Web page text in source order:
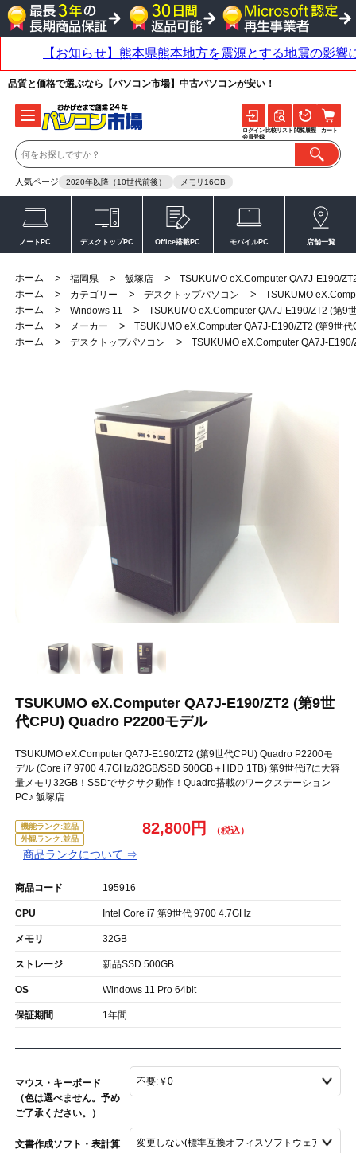
品質と価格で選ぶなら【パソコン市場】中古パソコンが安い！
人気ページ 2020年以降（10世代前後） メモリ16GB
ログイン
会員登録
比較リスト 閲覧履歴 カート
ノートPC デスクトップPC Office搭載PC モバイルPC 店舗一覧
ホーム > 福岡県 > 飯塚店 >
TSUKUMO eX.Computer QA7J-E190/
ホーム
> カテゴリー > デスクトップパソコン >
TSUKUMO
ホーム
> Windows 11 >
TSUKUMO eX.Computer QA7J-E190/ZT2 (第9
ホーム
> メーカー >
TSUKUMO eX.Computer QA7J-E190/ZT2 (第9世
ホーム
> デスクトップパソコン > TSUKUMO eX.Computer QA7J-
TSUKUMO eX.Computer QA7J-E190/ZT2 (第9世
代CPU) Quadro P2200モデル
TSUKUMO eX.Computer QA7J-E190/ZT2 (第9世代CPU) Quadro P2200モ
デル (Core i7 9700 4.7GHz/32GB/SSD 500GB＋HDD 1TB) 第9世代i7に大容
量メモリ32GB！SSDでサクサク動作！Quadro搭載のワークステーション
PC♪ 飯塚店
機能ランク:並品
外観ランク:並品
商品ランクについて ⇒
82,800円
商品コード 195916
CPU Intel Core i7 第9世代 9700 4.7GHz
メモリ 32GB
ストレージ 新品SSD 500GB
OS Windows 11 Pro 64bit
保証期間 1年間
マウス・キーボード
（色は選べません。予め
ご了承ください。）
文書作成ソフト・表計算